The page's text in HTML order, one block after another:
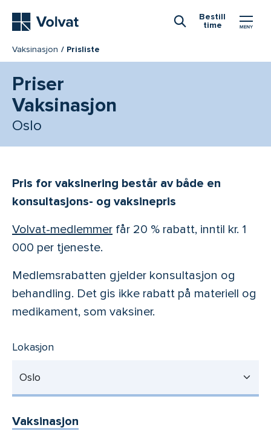
Bestill
time
Vaksinasjon Prisliste
Priser
Vaksinasjon
Oslo
Pris for vaksinering består av både en
konsultasjons- og vaksinepris
Volvat-medlemmer får 20 % rabatt, inntil kr. 1
000 per tjeneste.
Medlemsrabatten gjelder konsultasjon og
behandling. Det gis ikke rabatt på materiell og
medikament, som vaksiner.
Lokasjon
Oslo
Vaksinasjon